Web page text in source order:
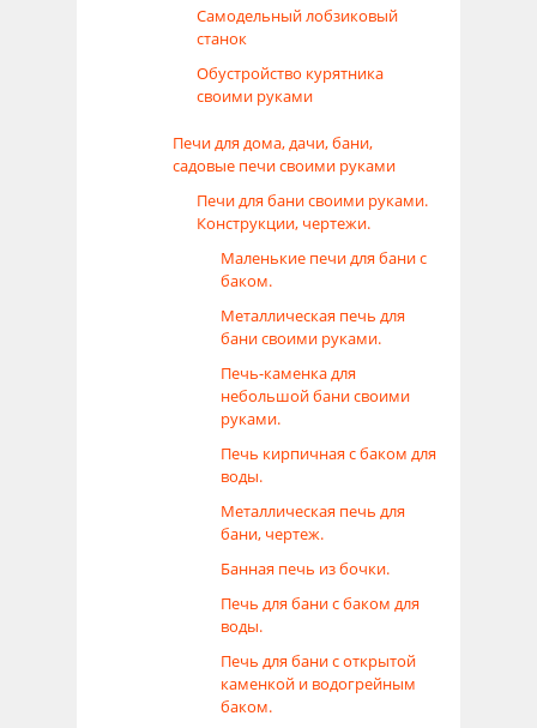
Самодельный лобзиковый
станок
Обустройство курятника
своими руками
Печи для дома, дачи, бани,
садовые печи своими руками
Печи для бани своими руками.
Конструкции, чертежи.
Маленькие печи для бани с
баком.
Металлическая печь для
бани своими руками.
Печь-каменка для
небольшой бани своими
руками.
Печь кирпичная с баком для
воды.
Металлическая печь для
бани, чертеж.
Банная печь из бочки.
Печь для бани с баком для
воды.
Печь для бани с открытой
каменкой и водогрейным
баком.